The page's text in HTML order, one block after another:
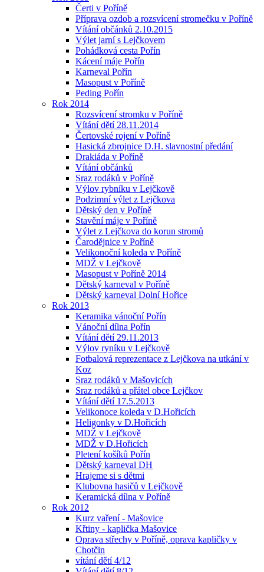
Čerti v Poříně
Příprava ozdob a rozsvícení stromečku v Poříně
Vítání občánků 2.10.2015
Výlet jarní s Lejčkovem
Pohádková cesta Pořín
Kácení máje Pořín
Karneval Pořín
Masopust v Poříně
Peding Pořín
Rok 2014
Rozsvícení stromku v Poříně
Vítání dětí 28.11.2014
Čertovské rojení v Poříně
Hasická zbrojnice D.H. slavnostní předání
Drakiáda v Poříně
Vítání občánků
Sraz rodáků v Poříně
Výlov rybníku v Lejčkově
Podzimní výlet z Lejčkova
Dětský den v Poříně
Stavění máje v Poříně
Výlet z Lejčkova do korun stromů
Čarodějnice v Poříně
Velikonoční koleda v Poříně
MDŽ v Lejčkově
Masopust v Poříně 2014
Dětský karneval v Poříně
Dětský karneval Dolní Hořice
Rok 2013
Keramika vánoční Pořín
Vánoční dílna Pořín
Vítání dětí 29.11.2013
Výlov ryníku v Lejčkově
Fotbalová reprezentace z Lejčkova na utkání v
Koz
Sraz rodáků v Mašovicích
Sraz rodáků a přátel obce Lejčkov
Vítání dětí 17.5.2013
Velikonoce koleda v D.Hořicích
Heligonky v D.Hořicích
MDŽ v Lejčkově
MDŽ v D.Hořicích
Pletení košíků Pořín
Dětský karneval DH
Hrajeme si s dětmi
Klubovna hasičů v Lejčkově
Keramická dílna v Poříně
Rok 2012
Kurz vaření - Mašovice
Křtiny - kaplička Mašovice
Oprava střechy v Poříně, oprava kapličky v
Chotčin
vítání dětí 4/12